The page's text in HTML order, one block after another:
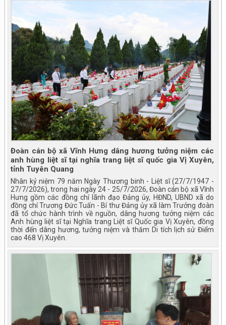
Đoàn cán bộ xã Vĩnh Hưng dâng hương tưởng niệm các
anh hùng liệt sĩ tại nghĩa trang liệt sĩ quốc gia Vị Xuyên,
tỉnh Tuyên Quang
Nhân kỷ niệm 79 năm Ngày Thương binh - Liệt sĩ (27/7/1947 -
27/7/2026), trong hai ngày 24 - 25/7/2026, Đoàn cán bộ xã Vĩnh
Hưng gồm các đồng chí lãnh đạo Đảng ủy, HĐND, UBND xã do
đồng chí Trương Đức Tuấn - Bí thư Đảng ủy xã làm Trưởng đoàn
đã tổ chức hành trình về nguồn, dâng hương tưởng niệm các
Anh hùng liệt sĩ tại Nghĩa trang Liệt sĩ Quốc gia Vị Xuyên, đồng
thời đến dâng hương, tưởng niệm và thăm Di tích lịch sử Điểm
cao 468 Vị Xuyên.